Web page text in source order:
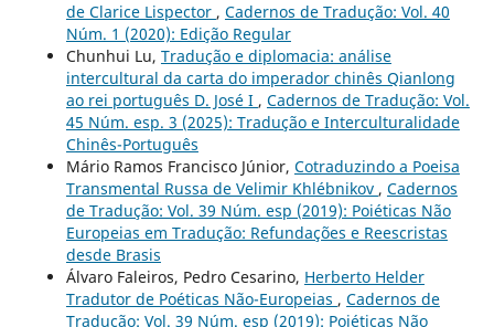
de Clarice Lispector , Cadernos de Tradução: Vol. 40
Núm. 1 (2020): Edição Regular
Chunhui Lu, Tradução e diplomacia: análise
intercultural da carta do imperador chinês Qianlong
ao rei português D. José I , Cadernos de Tradução: Vol.
45 Núm. esp. 3 (2025): Tradução e Interculturalidade
Chinês-Português
Mário Ramos Francisco Júnior, Cotraduzindo a Poeisa
Transmental Russa de Velimir Khlébnikov , Cadernos
de Tradução: Vol. 39 Núm. esp (2019): Poiéticas Não
Europeias em Tradução: Refundações e Reescristas
desde Brasis
Álvaro Faleiros, Pedro Cesarino, Herberto Helder
Tradutor de Poéticas Não-Europeias , Cadernos de
Tradução: Vol. 39 Núm. esp (2019): Poiéticas Não